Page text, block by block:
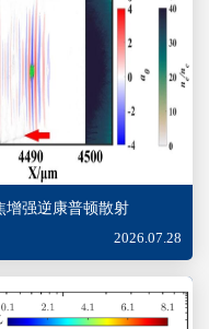
增强逆康普顿散射
2026.07.28